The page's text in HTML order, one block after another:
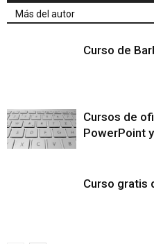
Más del autor
Curso de
Cursos de
PowerPoint
Curso gratis